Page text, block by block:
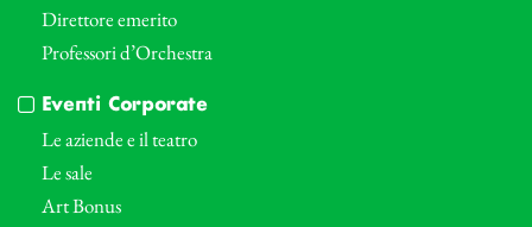
Direttore emerito
Professori d’Orchestra
Eventi Corporate
Le aziende e il teatro
Le sale
Art Bonus